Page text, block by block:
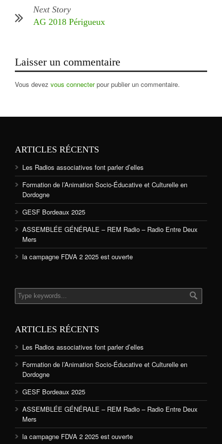
Next Story
AG 2018 Périgueux
Laisser un commentaire
Vous devez vous connecterpour publier un commentaire.
ARTICLES RÉCENTS
Les Radios associatives font parler d’elles
Formation de l’Animation Socio-Éducative et Culturelle en
Dordogne
GESF Bordeaux 2025
ASSEMBLÉE GÉNÉRALE – REM Radio – Radio Entre Deux
Mers
la campagne FDVA 2 2025 est ouverte
ARTICLES RÉCENTS
Les Radios associatives font parler d’elles
Formation de l’Animation Socio-Éducative et Culturelle en
Dordogne
GESF Bordeaux 2025
ASSEMBLÉE GÉNÉRALE – REM Radio – Radio Entre Deux
Mers
la campagne FDVA 2 2025 est ouverte